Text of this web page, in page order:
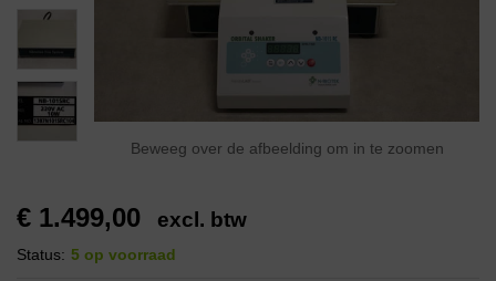
Beweeg over de afbeelding om in te zoomen
€ 1.499,00 excl. btw
Status: 5 op voorraad